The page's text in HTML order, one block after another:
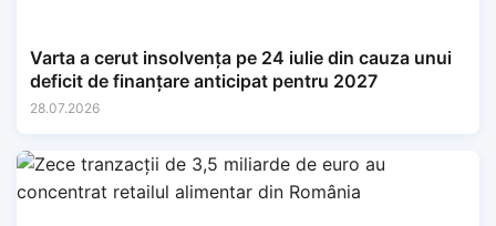
Varta a cerut insolvența pe 24 iulie din cauza unui
deficit de finanțare anticipat pentru 2027
28.07.2026